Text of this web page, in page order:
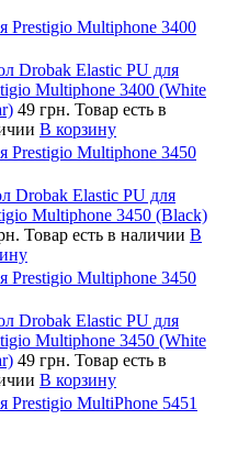
Prestigio Multiphone 3400
Drobak Elastic PU для
Multiphone 3400 (White
49 грн. Товар есть в
В корзину
Prestigio Multiphone 3450
Drobak Elastic PU для
Multiphone 3450 (Black)
Товар есть в наличии В
Prestigio Multiphone 3450
Drobak Elastic PU для
Multiphone 3450 (White
49 грн. Товар есть в
В корзину
Prestigio MultiPhone 5451